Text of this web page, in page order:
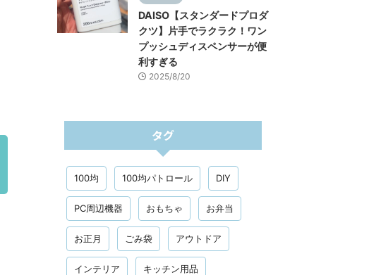
DAISO【スタンダードプロダ
クツ】片手でラクラク！ワン
プッシュディスペンサーが便
利すぎる
2025/8/20
タグ
100均 100均パトロール DIY
PC周辺機器 おもちゃ お弁当
お正月 ごみ袋 アウトドア
インテリア キッチン用品